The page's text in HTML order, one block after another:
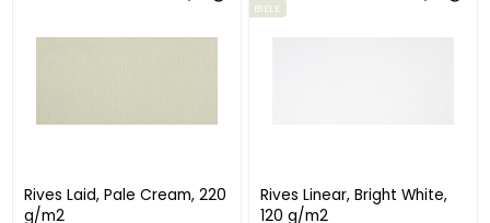
Rives Laid, Pale Cream, 220
g/m2
Rives Linear, Bright White,
120 g/m2
BIELE